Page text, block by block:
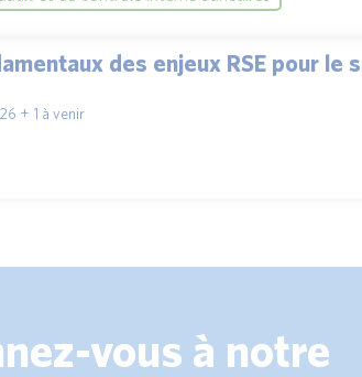
des enjeux RSE pour le
+ 1 à venir
vous à notre